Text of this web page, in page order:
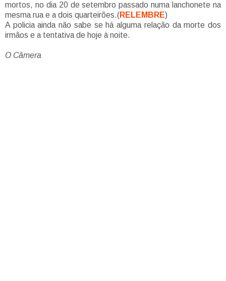
mortos, no dia 20 de setembro passado numa lanchonete na
mesma rua e a dois quarteirões.(RELEMBRE)
A policia ainda não sabe se há alguma relação da morte dos
irmãos e a tentativa de hoje à noite.
O Câmera